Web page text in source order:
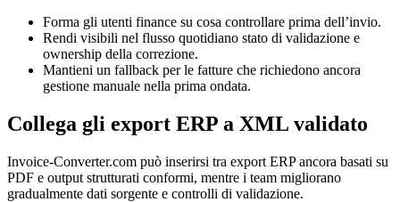
Forma gli utenti finance su cosa controllare prima dell’invio.
Rendi visibili nel flusso quotidiano stato di validazione e
ownership della correzione.
Mantieni un fallback per le fatture che richiedono ancora
gestione manuale nella prima ondata.
Collega gli export ERP a XML validato
Invoice-Converter.com può inserirsi tra export ERP ancora basati su
PDF e output strutturati conformi, mentre i team migliorano
gradualmente dati sorgente e controlli di validazione.